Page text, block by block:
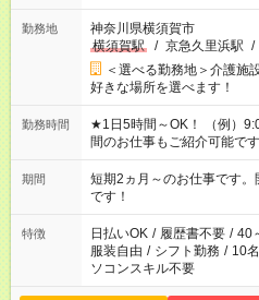
勤務地
神奈川県横須賀市
横須賀駅
/ 京急久里浜駅 /
＜選べる勤務地＞介護
好きな場所を選べます！
勤務時間
★1日5時間～OK！ （例）
間のお仕事もご紹介可能で
庭の都合でお休みが必要な
週最低15時間以上の勤務が
期間
短期2ヵ月～のお仕事です
です！
特徴 日払いOK / 履歴書不要 / 40
服装自由 / シフト勤務 / 10
ソコンスキル不要